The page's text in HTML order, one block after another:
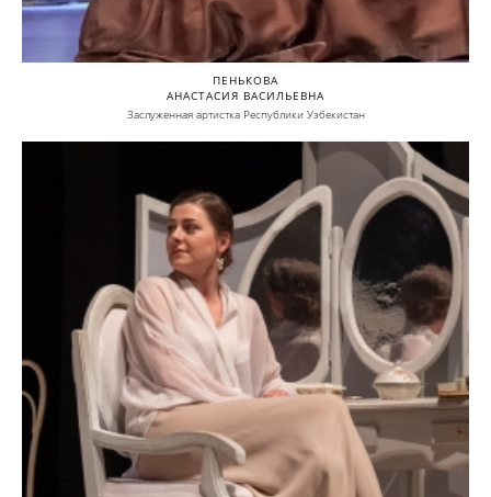
ПЕНЬКОВА
АНАСТАСИЯ ВАСИЛЬЕВНА
Заслуженная артистка Республики Узбекистан